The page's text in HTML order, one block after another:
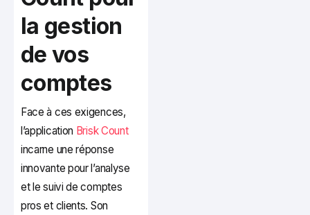
la gestion
de vos
comptes
Face à ces exigences,
l’application Brisk Count
incarne une réponse
innovante pour l’analyse
et le suivi de comptes
pros et clients. Son